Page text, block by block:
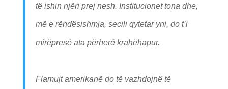
të ishin njëri prej nesh. Institucionet tona dhe,
më e rëndësishmja, secili qytetar yni, do t’i
mirëpresë ata përherë krahëhapur.
Flamujt amerikanë do të vazhdojnë të